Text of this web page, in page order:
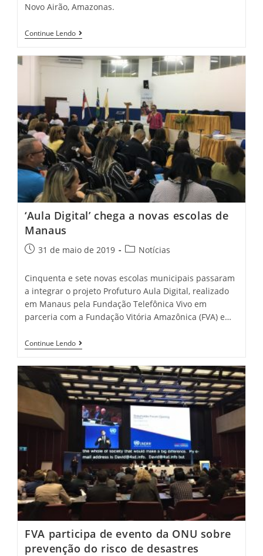
Novo Airão, Amazonas.
Continue Lendo
‘Aula Digital’ chega a novas escolas de
Manaus
31 de maio de 2019 Notícias
Cinquenta e sete novas escolas municipais passaram
a integrar o projeto Profuturo Aula Digital, realizado
em Manaus pela Fundação Telefônica Vivo em
parceria com a Fundação Vitória Amazônica (FVA) e…
Continue Lendo
FVA participa de evento da ONU sobre
prevenção do risco de desastres